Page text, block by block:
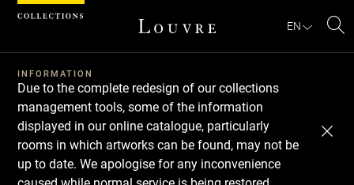
EN
INFORMATION
Due to the complete redesign of our collections
management tools, some of the information
displayed in our online catalogue, particularly
rooms in which artworks can be found, may not be
up to date. We apologise for any inconvenience
Cookies management panel